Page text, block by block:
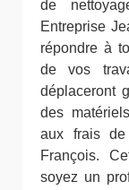
de
Entreprise
répondre à
de vos
déplaceront
des
aux frais de
François.
soyez un